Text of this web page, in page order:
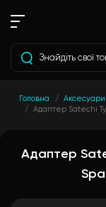
Головна Аксесуари
Адаптер Satechi
Адаптер